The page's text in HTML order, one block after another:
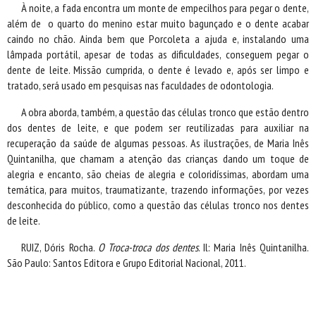
À noite, a fada encontra um monte de empecilhos para pegar o dente,
além de o quarto do menino estar muito bagunçado e o dente acabar
caindo no chão. Ainda bem que Porcoleta a ajuda e, instalando uma
lâmpada portátil, apesar de todas as dificuldades, conseguem pegar o
dente de leite. Missão cumprida, o dente é levado e, após ser limpo e
tratado, será usado em pesquisas nas faculdades de odontologia.
A obra aborda, também, a questão das células tronco que estão dentro
dos dentes de leite, e que podem ser reutilizadas para auxiliar na
recuperação da saúde de algumas pessoas. As ilustrações, de Maria Inês
Quintanilha, que chamam a atenção das crianças dando um toque de
alegria e encanto, são cheias de alegria e coloridíssimas, abordam uma
temática, para muitos, traumatizante, trazendo informações, por vezes
desconhecida do público, como a questão das células tronco nos dentes
de leite.
RUIZ, Dóris Rocha. O Troca-troca dos dentes. Il: Maria Inês Quintanilha.
São Paulo: Santos Editora e Grupo Editorial Nacional, 2011.